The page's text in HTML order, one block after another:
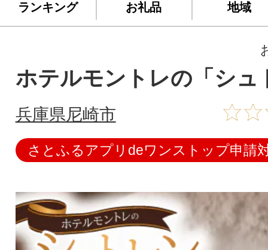
ランキング お礼品 地域
ホテルモントレの「シュ
兵庫県尼崎市
さとふるアプリdeワンストップ申請